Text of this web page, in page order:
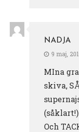
NADJA
9 maj,
MIna
skiva,
Och